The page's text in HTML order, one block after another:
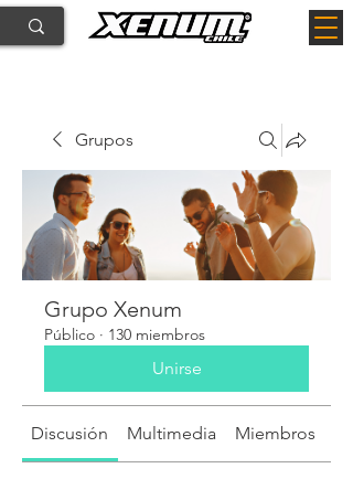
Grupos
Grupo Xenum
Público · 130 miembros
Unirse
Discusión Multimedia Miembros